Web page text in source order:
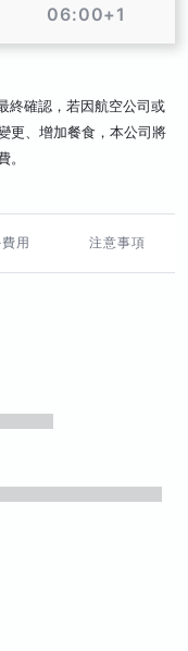
06:00+1
終確認，若因航空公司或
更、增加餐食，本公司將
。
用 注意事項